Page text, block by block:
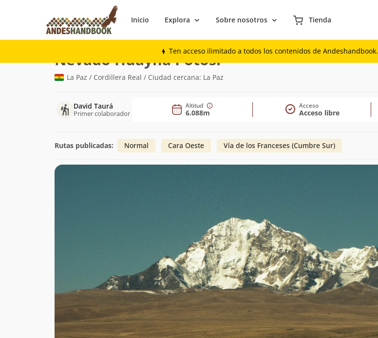
Inicio Explora Sobre nosotros Tienda
Ten acceso ilimitado a todos los contenidos de Andeshandbook.
Montaña
Nevado Huayna Potosí(6.088m)
La Paz / Cordillera Real / Ciudad cercana: La Paz
David Taurá
Primer colaborador
Altitud
6.088m
Acceso
Acceso libre
Rutas publicadas: Normal Cara Oeste Vía de los Franceses (Cumbre Sur)